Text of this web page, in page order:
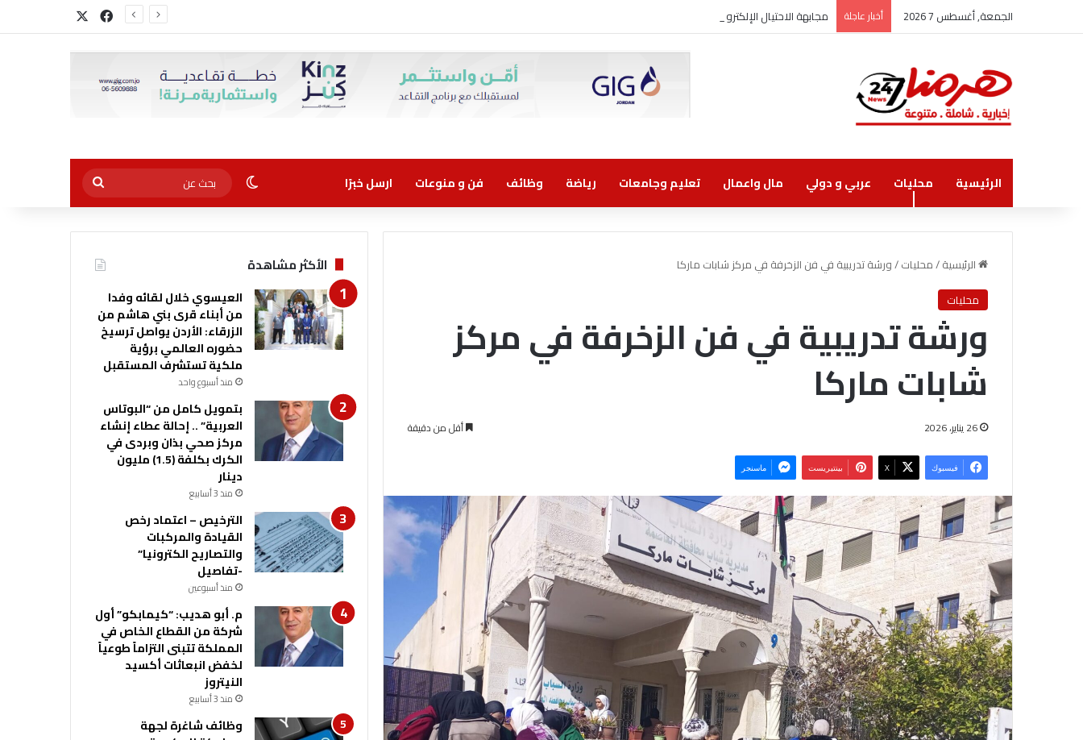
الجمعة, أغسطس 7 2026 أخبار عاجلة مجابهة الاحتيال الإلكتروني مسؤولية مشتركة فيسبوك
الرئيسية محليات عربي و دولي مال واعمال تعليم وجامعات رياضة وظائف فن و منوعات ارسل خبرًا الوضع المظلم
بحث
عن
الرئيسية/محليات/ورشة تدريبية في فن الزخرفة في مركز شابات ماركا
محليات
ورشة تدريبية في فن الزخرفة في مركز
شابات ماركا
26 يناير، 2026 أقل من دقيقة
فيسبوك ‫X بينتيريست ماسنجر
الأكثر مشاهدة
العيسوي خلال لقائه وفدا
من أبناء قرى بني هاشم من
الزرقاء: الأردن يواصل ترسيخ
حضوره العالمي برؤية
ملكية تستشرف المستقبل
منذ أسبوع واحد
بتمويل كامل من “البوتاس
العربية” .. إحالة عطاء إنشاء
مركز صحي بذان وبردى في
الكرك بكلفة (1.5) مليون
دينار
منذ 3 أسابيع
الترخيص – اعتماد رخص
القيادة والمركبات
والتصاريح الكترونيا”
-تفاصيل
منذ أسبوعين
م. أبو هديب: “كيمابكو” أول
شركة من القطاع الخاص في
المملكة تتبنى التزاماً طوعياً
لخفض انبعاثات أكسيد
النيتروز
منذ 3 أسابيع
وظائف شاغرة لجهة